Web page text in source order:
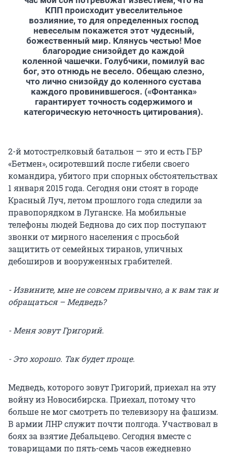
КПП происходит увеселительное
возлияние, то для определенных господ
невеселым покажется этот чудесный,
божественный мир. Клянусь честью! Мое
благородие снизойдет до каждой
коленной чашечки. Голубчики, помилуй вас
бог, это отнюдь не весело. Обещаю слезно,
что лично снизойду до коленного сустава
каждого провинившегося. («Фонтанка»
гарантирует точность содержимого и
категорическую неточность цитирования).
2-й мотострелковый батальон — это и есть ГБР
«Бетмен», осиротевший после гибели своего
командира, убитого при спорных обстоятельствах
1 января 2015 года. Сегодня они стоят в городе
Красный Луч, летом прошлого года следили за
правопорядком в Луганске. На мобильные
телефоны людей Беднова до сих пор поступают
звонки от мирного населения с просьбой
защитить от семейных тиранов, уличных
дебоширов и вооруженных грабителей.
- Извините, мне не совсем привычно, а к вам так и
обращаться – Медведь?
- Меня зовут Григорий.
- Это хорошо. Так будет проще.
Медведь, которого зовут Григорий, приехал на эту
войну из Новосибирска. Приехал, потому что
больше не мог смотреть по телевизору на фашизм.
В армии ЛНР служит почти полгода. Участвовал в
боях за взятие Дебальцево. Сегодня вместе с
товарищами по пять-семь часов ежедневно